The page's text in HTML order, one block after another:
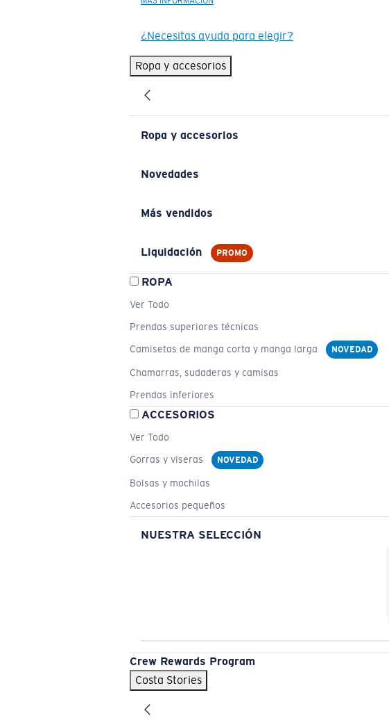
¿Necesitas ayuda para elegir?
Ropa y accesorios
Ropa y accesorios
Novedades
Más vendidos
Liquidación PROMO
ROPA
Ver Todo
Prendas superiores técnicas
Camisetas de manga corta y manga larga
NOVEDAD
Chamarras, sudaderas y camisas
Prendas inferiores
ACCESORIOS
Ver Todo
Gorras y viseras
NOVEDAD
Bolsas y mochilas
Accesorios pequeños
NUESTRA SELECCIÓN
Crew Rewards Program
Costa Stories